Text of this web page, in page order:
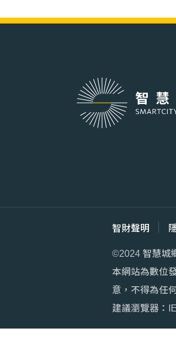
智財聲明
©2024 智慧城
本網站為數位
意，不得為任
建議瀏覽器：